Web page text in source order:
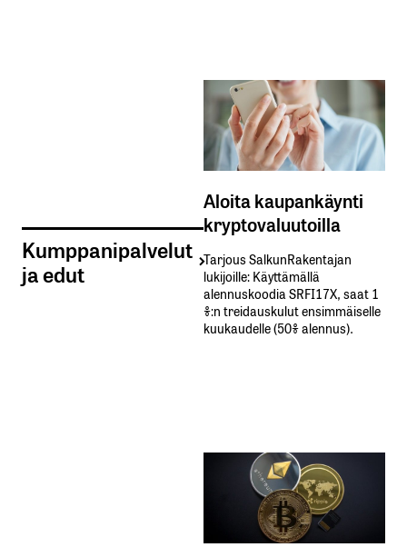
Kumppanipalvelut
ja edut
Aloita kaupankäynti
kryptovaluutoilla
Tarjous SalkunRakentajan
lukijoille: Käyttämällä​ ​
alennuskoodia​ ​SRFI17X,​ ​saat​ ​1
%:n treidauskulut​ ​ensimmäiselle​ ​
kuukaudelle​ ​(50%​ ​alennus).